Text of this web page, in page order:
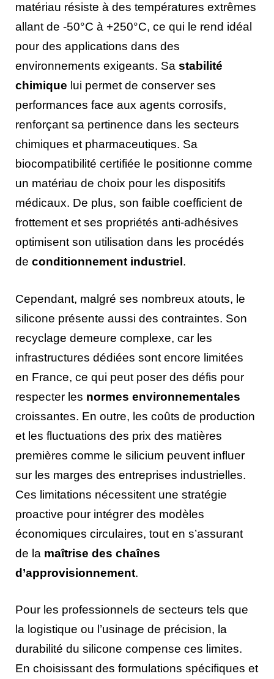
matériau résiste à des températures extrêmes
allant de -50°C à +250°C, ce qui le rend idéal
pour des applications dans des
environnements exigeants. Sa stabilité
chimique lui permet de conserver ses
performances face aux agents corrosifs,
renforçant sa pertinence dans les secteurs
chimiques et pharmaceutiques. Sa
biocompatibilité certifiée le positionne comme
un matériau de choix pour les dispositifs
médicaux. De plus, son faible coefficient de
frottement et ses propriétés anti-adhésives
optimisent son utilisation dans les procédés
de conditionnement industriel .
Cependant, malgré ses nombreux atouts, le
silicone présente aussi des contraintes. Son
recyclage demeure complexe, car les
infrastructures dédiées sont encore limitées
en France, ce qui peut poser des défis pour
respecter les normes environnementales
croissantes. En outre, les coûts de production
et les fluctuations des prix des matières
premières comme le silicium peuvent influer
sur les marges des entreprises industrielles.
Ces limitations nécessitent une stratégie
proactive pour intégrer des modèles
économiques circulaires, tout en s’assurant
de la maîtrise des chaînes
d’approvisionnement.
Pour les professionnels de secteurs tels que
la logistique ou l’usinage de précision, la
durabilité du silicone compense ces limites.
En choisissant des formulations spécifiques et